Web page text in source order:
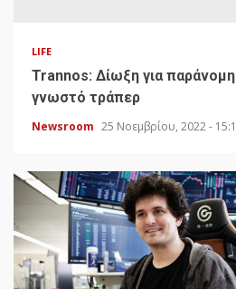
LIFE
Trannos: Δίωξη για
γνωστό τράπερ
Newsroom 25 Νοεμβρίου, 2022 -